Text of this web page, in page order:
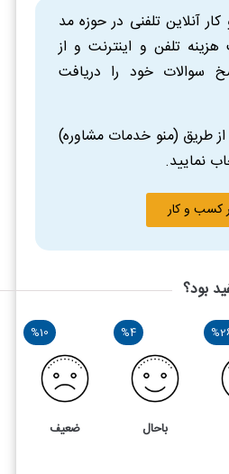
آنلاین تلفنی در حوزه مد
تلفن و اینترنت و از
سوالات خود را دریافت
طریق (منو خدمات مشاوره)
نمایید.
کسب و کار
بود؟
%4
باحال
%10
ضعیف